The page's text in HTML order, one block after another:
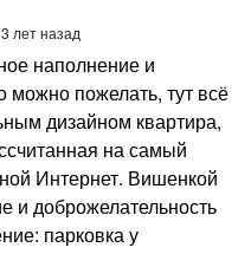
в город Сочи,
рад помочь Вам и
Вам
Расскажу о
Сочи, историю Сочи.
торговые центры,
выставки и
ко мне в гости!
лет назад
наполнение и
можно пожелать, тут всё
дизайном квартира,
на самый
Интернет. Вишенкой
и доброжелательность
парковка у